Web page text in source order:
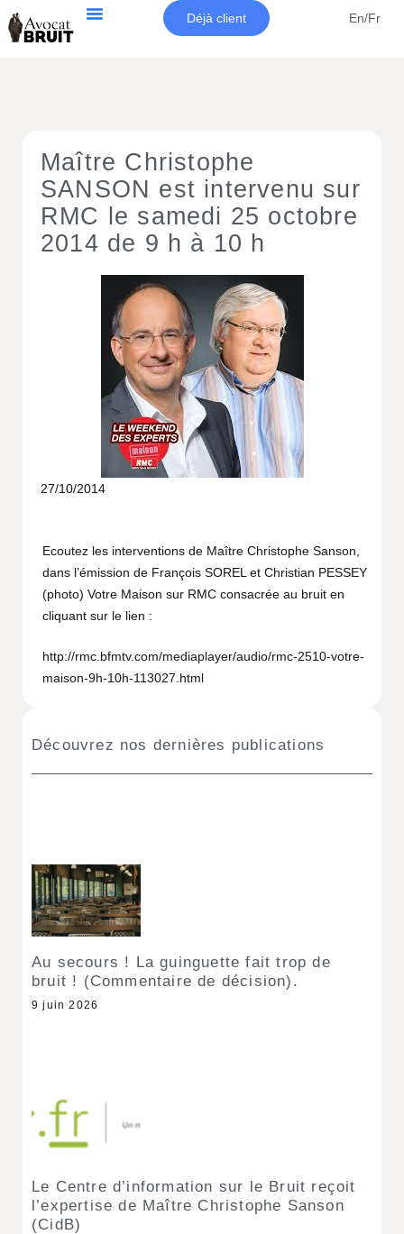
Déjà client En/Fr
Maître Christophe
SANSON est intervenu sur
RMC le samedi 25 octobre
2014 de 9 h à 10 h
27/10/2014
Ecoutez les interventions de Maître Christophe Sanson,
dans l’émission de François SOREL et Christian PESSEY
(photo) Votre Maison sur RMC consacrée au bruit en
cliquant sur le lien :
http://rmc.bfmtv.com/mediaplayer/audio/rmc-2510-votre-
maison-9h-10h-113027.html
Découvrez nos dernières publications
Au secours ! La guinguette fait trop de
bruit ! (Commentaire de décision).
9 juin 2026
Le Centre d’information sur le Bruit reçoit
l’expertise de Maître Christophe Sanson
(CidB)